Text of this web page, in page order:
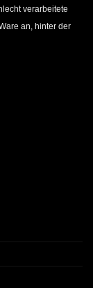
verarbeitete
an, hinter der